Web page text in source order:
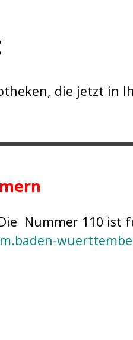
die jetzt in
Nummer 110 ist